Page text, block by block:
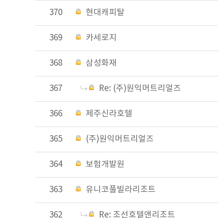
370 현대캐피탈
369 카세로지
368 삼성화재
367 Re: (주)원익머트리얼즈
366 제주신라호텔
365 (주)원익머트리얼즈
364 보험개발원
363 유니코풀빌라리조트
362 Re: 조선호텔앤리조트